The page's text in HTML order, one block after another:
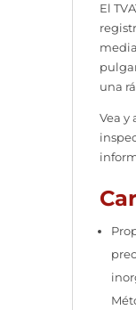
El
una
Vea y